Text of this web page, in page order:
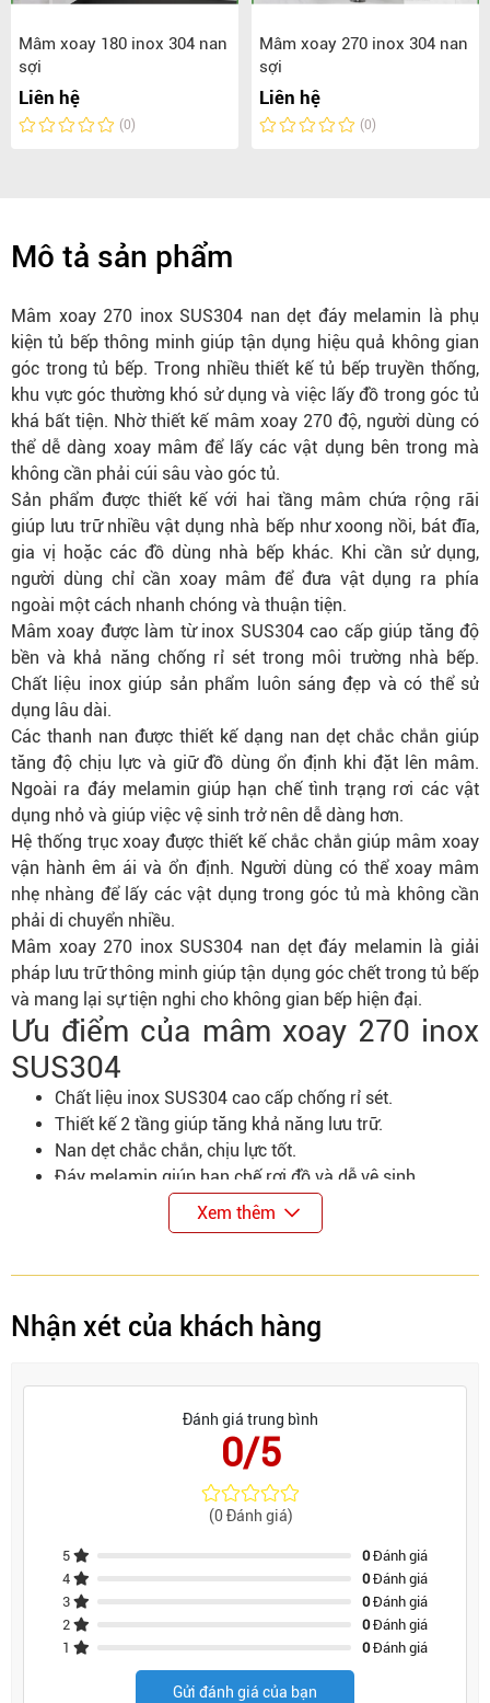
Mâm xoay 180 inox 304 nan
sợi
Liên hệ
(0)
Mâm xoay 270 inox 304 nan
sợi
Liên hệ
(0)
Mô tả sản phẩm
Mâm xoay 270 inox SUS304 nan dẹt đáy melamin là phụ
kiện tủ bếp thông minh giúp tận dụng hiệu quả không gian
góc trong tủ bếp. Trong nhiều thiết kế tủ bếp truyền thống,
khu vực góc thường khó sử dụng và việc lấy đồ trong góc tủ
khá bất tiện. Nhờ thiết kế mâm xoay 270 độ, người dùng có
thể dễ dàng xoay mâm để lấy các vật dụng bên trong mà
không cần phải cúi sâu vào góc tủ.
Sản phẩm được thiết kế với hai tầng mâm chứa rộng rãi
giúp lưu trữ nhiều vật dụng nhà bếp như xoong nồi, bát đĩa,
gia vị hoặc các đồ dùng nhà bếp khác. Khi cần sử dụng,
người dùng chỉ cần xoay mâm để đưa vật dụng ra phía
ngoài một cách nhanh chóng và thuận tiện.
Mâm xoay được làm từ inox SUS304 cao cấp giúp tăng độ
bền và khả năng chống rỉ sét trong môi trường nhà bếp.
Chất liệu inox giúp sản phẩm luôn sáng đẹp và có thể sử
dụng lâu dài.
Các thanh nan được thiết kế dạng nan dẹt chắc chắn giúp
tăng độ chịu lực và giữ đồ dùng ổn định khi đặt lên mâm.
Ngoài ra đáy melamin giúp hạn chế tình trạng rơi các vật
dụng nhỏ và giúp việc vệ sinh trở nên dễ dàng hơn.
Hệ thống trục xoay được thiết kế chắc chắn giúp mâm xoay
vận hành êm ái và ổn định. Người dùng có thể xoay mâm
nhẹ nhàng để lấy các vật dụng trong góc tủ mà không cần
phải di chuyển nhiều.
Mâm xoay 270 inox SUS304 nan dẹt đáy melamin là giải
pháp lưu trữ thông minh giúp tận dụng góc chết trong tủ bếp
và mang lại sự tiện nghi cho không gian bếp hiện đại.
Ưu điểm của mâm xoay 270 inox
SUS304
Chất liệu inox SUS304 cao cấp chống rỉ sét.
Thiết kế 2 tầng giúp tăng khả năng lưu trữ.
Nan dẹt chắc chắn, chịu lực tốt.
Đáy melamin giúp hạn chế rơi đồ và dễ vệ sinh.
Xoay linh hoạt giúp lấy đồ trong góc tủ dễ dàng.
Xem thêm
Nhận xét của khách hàng
Đánh giá trung bình
0/5
(0 Đánh giá)
5 0Đánh giá
4
0Đánh giá
3
0Đánh giá
2
0Đánh giá
1
0Đánh giá
Gửi đánh giá của bạn